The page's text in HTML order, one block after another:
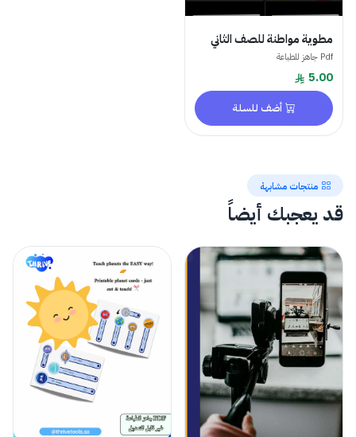
مطوية مواطنة للصف الثاني
Pdf جاهز للطباعة
5.00
أضف للسلة
منتجات مشابهة
قد يعجبك أيضاً